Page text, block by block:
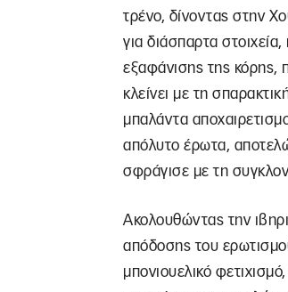
τρένο, δίνοντας στην
για διάσπαρτα
εξαφάνισης της κόρης,
κλείνει με τη
μπαλάντα
απόλυτο έρωτα,
σφράγισε με τη
Ακολουθώντας την
απόδοσης του
μπονιουελικό